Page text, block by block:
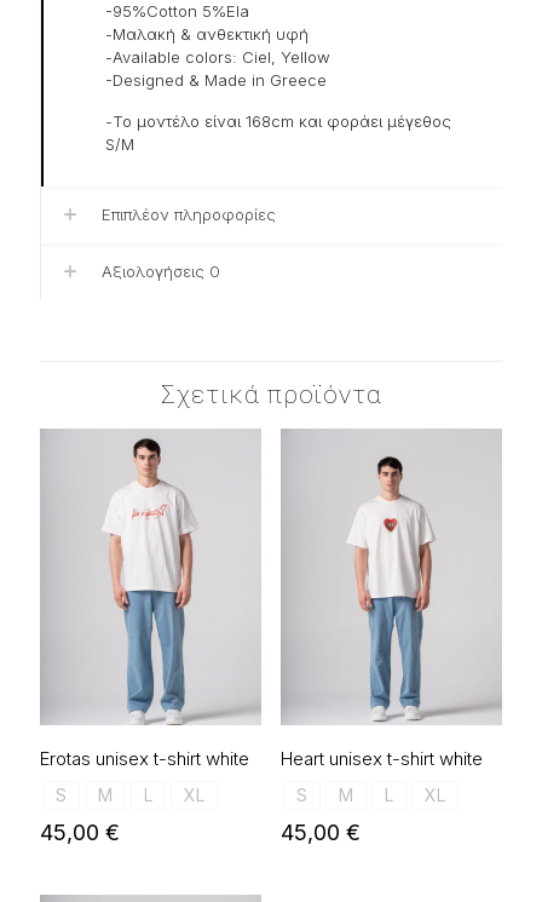
-95%Cotton 5%Ela
-Μαλακή & ανθεκτική υφή
-Available colors: Ciel, Yellow
-Designed & Made in Greece
-Το μοντέλο είναι 168cm και φοράει μέγεθος
S/M
Επιπλέον πληροφορίες
Αξιολογήσεις 0
Σχετικά προϊόντα
Erotas unisex t-shirt white
S M L XL
45,00 €
Heart unisex t-shirt white
S M L XL
45,00 €